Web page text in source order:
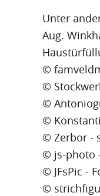
Unter
Aug.
©
©
©
©
© Zerbor -
© js-photo
© JFsPic -
©